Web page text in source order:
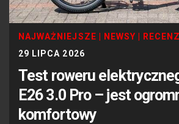
NAJWAŻNIEJSZE NEWSY
29 LIPCA 2026
Test roweru
E26 3.0 Pro – jest
komfortowy